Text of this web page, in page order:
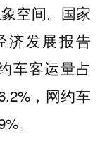
空间。国家
济发展报告
车客运量占
，网约车
。